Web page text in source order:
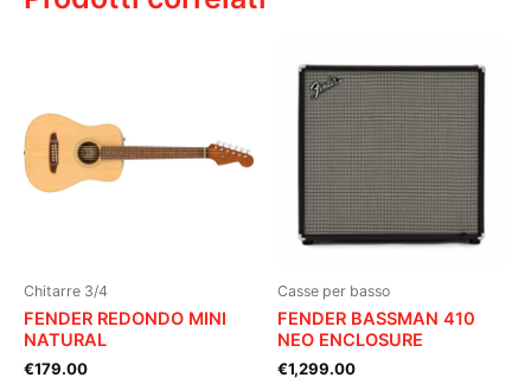
Chitarre 3/4
FENDER REDONDO MINI
NATURAL
€179.00
Casse per basso
FENDER BASSMAN 410
NEO ENCLOSURE
€1,299.00